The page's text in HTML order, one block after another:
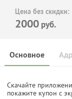
Цена без скидки:
2000 руб.
Основное
Скачайте
покажите купон с